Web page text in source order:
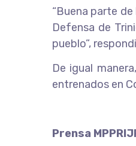
“Buena parte
Defensa de
pueblo”,
De igual
entrenados en
Prensa